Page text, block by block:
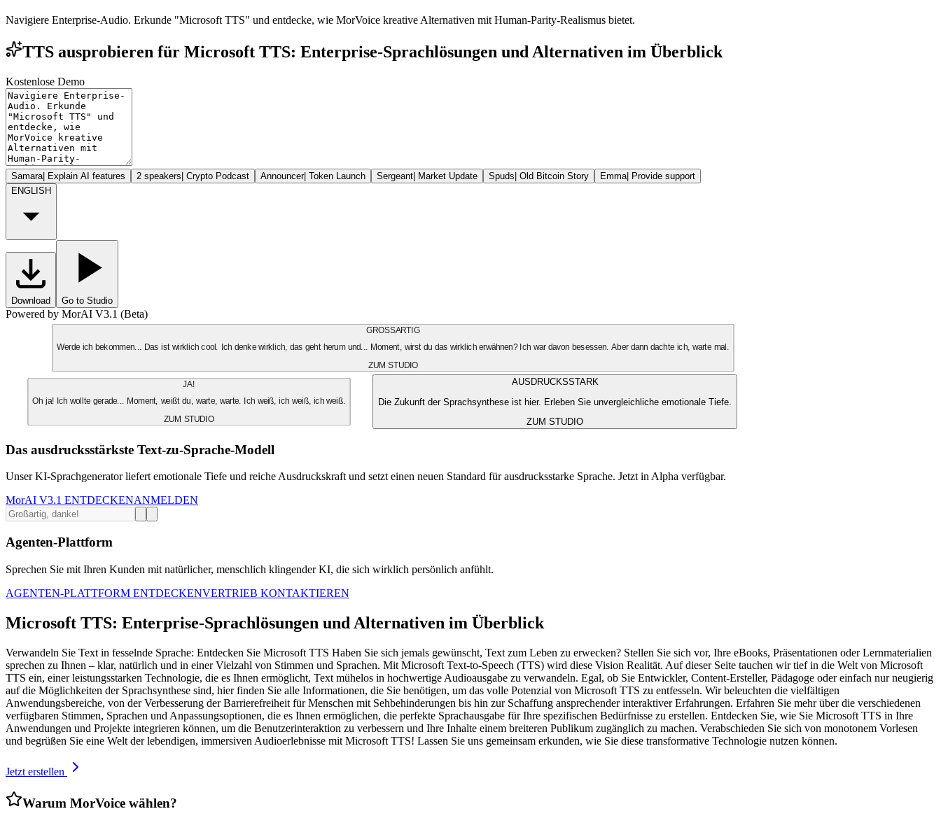
Navigiere Enterprise-Audio. Erkunde "Microsoft TTS" und entdecke, wie MorVoice kreative Alternativen mit Human-Parity-Realismus bietet.
TTS ausprobieren für Microsoft TTS: Enterprise-Sprachlösungen und Alternativen im Überblick
Kostenlose Demo
Samara| Explain AI features 2 speakers| Crypto Podcast Announcer| Token Launch Sergeant| Market Update Spuds| Old Bitcoin Story Emma| Provide support
ENGLISH
Download Go to Studio
Powered by MorAI V3.1 (Beta)
GROSSARTIG
Werde ich bekommen... Das ist wirklich cool. Ich denke wirklich, das geht herum und... Moment, wirst du das wirklich erwähnen? Ich war davon besessen. Aber dann dachte ich, warte mal.
ZUM STUDIO
JA!
Oh ja! Ich wollte gerade... Moment, weißt du, warte, warte. Ich weiß, ich weiß, ich weiß.
ZUM STUDIO
AUSDRUCKSSTARK
Die Zukunft der Sprachsynthese ist hier. Erleben Sie unvergleichliche emotionale Tiefe.
ZUM STUDIO
Das ausdrucksstärkste Text-zu-Sprache-Modell
Unser KI-Sprachgenerator liefert emotionale Tiefe und reiche Ausdruckskraft und setzt einen neuen Standard für ausdrucksstarke Sprache. Jetzt in Alpha verfügbar.
MorAI V3.1 ENTDECKENANMELDEN
Agenten-Plattform
Sprechen Sie mit Ihren Kunden mit natürlicher, menschlich klingender KI, die sich wirklich persönlich anfühlt.
AGENTEN-PLATTFORM ENTDECKENVERTRIEB KONTAKTIEREN
Microsoft TTS: Enterprise-Sprachlösungen und Alternativen im Überblick
Verwandeln Sie Text in fesselnde Sprache: Entdecken Sie Microsoft TTS Haben Sie sich jemals gewünscht, Text zum Leben zu erwecken? Stellen Sie sich vor, Ihre eBooks, Präsentationen oder Lernmaterialien
sprechen zu Ihnen – klar, natürlich und in einer Vielzahl von Stimmen und Sprachen. Mit Microsoft Text-to-Speech (TTS) wird diese Vision Realität. Auf dieser Seite tauchen wir tief in die Welt von Microsoft
TTS ein, einer leistungsstarken Technologie, die es Ihnen ermöglicht, Text mühelos in hochwertige Audioausgabe zu verwandeln. Egal, ob Sie Entwickler, Content-Ersteller, Pädagoge oder einfach nur neugierig
auf die Möglichkeiten der Sprachsynthese sind, hier finden Sie alle Informationen, die Sie benötigen, um das volle Potenzial von Microsoft TTS zu entfesseln. Wir beleuchten die vielfältigen
Anwendungsbereiche, von der Verbesserung der Barrierefreiheit für Menschen mit Sehbehinderungen bis hin zur Schaffung ansprechender interaktiver Erfahrungen. Erfahren Sie mehr über die verschiedenen
verfügbaren Stimmen, Sprachen und Anpassungsoptionen, die es Ihnen ermöglichen, die perfekte Sprachausgabe für Ihre spezifischen Bedürfnisse zu erstellen. Entdecken Sie, wie Sie Microsoft TTS in Ihre
Anwendungen und Projekte integrieren können, um die Benutzerinteraktion zu verbessern und Ihre Inhalte einem breiteren Publikum zugänglich zu machen. Verabschieden Sie sich von monotonem Vorlesen
und begrüßen Sie eine Welt der lebendigen, immersiven Audioerlebnisse mit Microsoft TTS! Lassen Sie uns gemeinsam erkunden, wie Sie diese transformative Technologie nutzen können.
Jetzt erstellen
Warum MorVoice wählen?